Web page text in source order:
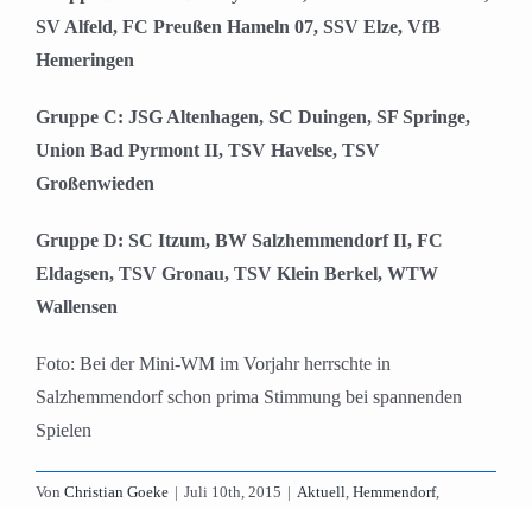
SV Alfeld, FC Preußen Hameln 07, SSV Elze, VfB
Hemeringen
Gruppe C: JSG Altenhagen, SC Duingen, SF Springe,
Union Bad Pyrmont II, TSV Havelse, TSV
Großenwieden
Gruppe D: SC Itzum, BW Salzhemmendorf II, FC
Eldagsen, TSV Gronau, TSV Klein Berkel, WTW
Wallensen
Foto: Bei der Mini-WM im Vorjahr herrschte in
Salzhemmendorf schon prima Stimmung bei spannenden
Spielen
Von Christian Goeke | Juli 10th, 2015 | Aktuell, Hemmendorf,